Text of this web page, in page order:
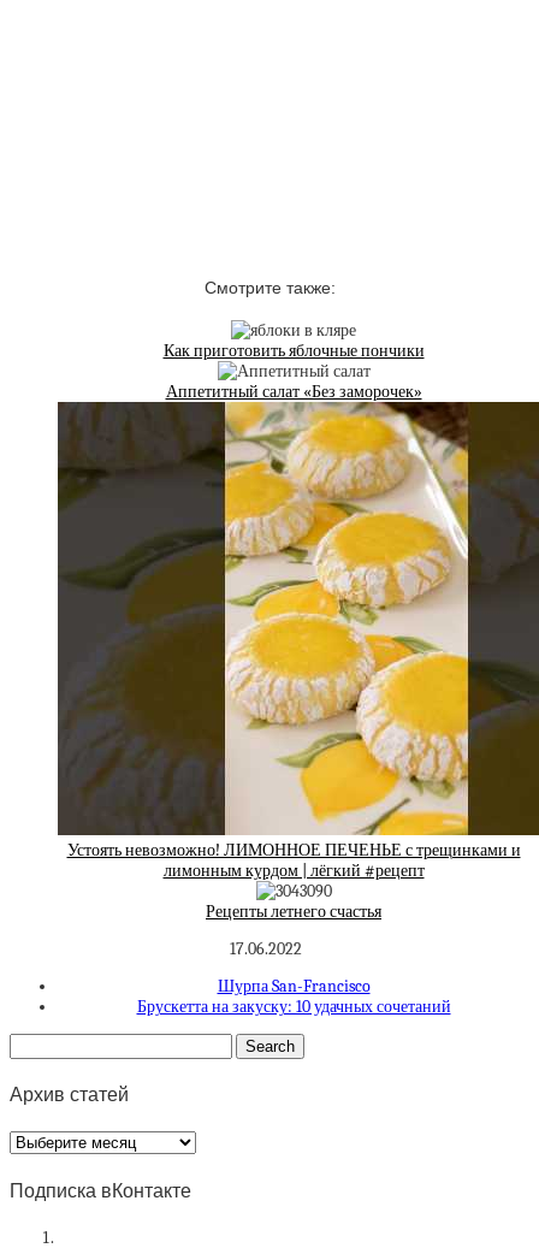
Смотрите также:
Как приготовить яблочные пончики
Аппетитный салат «Без заморочек»
Устоять невозможно! ЛИМОННОЕ ПЕЧЕНЬЕ с трещинками и
лимонным курдом | лёгкий #рецепт
Рецепты летнего счастья
17.06.2022
Шурпа San-Francisco
Брускетта на закуску: 10 удачных сочетаний
Архив статей
Архив
статей
Подписка вКонтакте